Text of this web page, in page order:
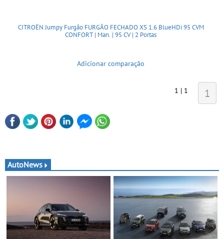
CITROËN Jumpy Furgão FURGÃO FECHADO XS 1.6 BlueHDi 95 CVM
CONFORT | Man. | 95 CV | 2 Portas
Adicionar comparação
1 | 1 1
AutoNews